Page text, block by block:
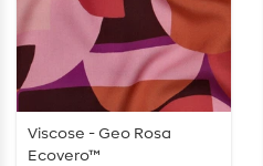
Viscose - Geo Rosa
Ecovero™